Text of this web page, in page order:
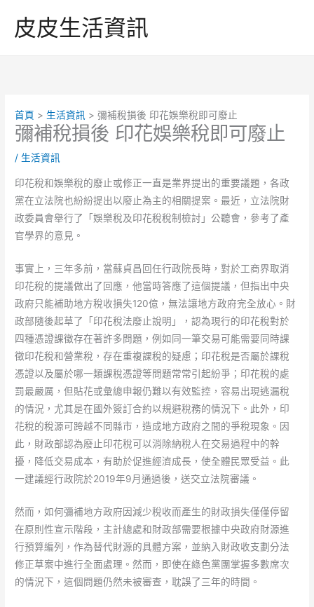
皮皮生活資訊
首頁 生活資訊 彌補稅損後 印花娛樂稅即可廢止
彌補稅損後 印花娛樂稅即可廢止
/ 生活資訊
印花稅和娛樂稅的廢止或修正一直是業界提出的重要議題，各政
黨在立法院也紛紛提出以廢止為主的相關提案。最近，立法院財
政委員會舉行了「娛樂稅及印花稅稅制檢討」公聽會，參考了產
官學界的意見。
事實上，三年多前，當蘇貞昌回任行政院長時，對於工商界取消
印花稅的提議做出了回應，他當時答應了這個提議，但指出中央
政府只能補助地方稅收損失120億，無法讓地方政府完全放心。財
政部隨後起草了「印花稅法廢止說明」，認為現行的印花稅對於
四種憑證課徵存在著許多問題，例如同一筆交易可能需要同時課
徵印花稅和營業稅，存在重複課稅的疑慮；印花稅是否屬於課稅
憑證以及屬於哪一類課稅憑證等問題常常引起紛爭；印花稅的處
罰最嚴厲，但貼花或彙總申報仍難以有效監控，容易出現逃漏稅
的情況，尤其是在國外簽訂合約以規避稅務的情況下。此外，印
花稅的稅源可跨越不同縣市，造成地方政府之間的爭稅現象。因
此，財政部認為廢止印花稅可以消除納稅人在交易過程中的幹
擾，降低交易成本，有助於促進經濟成長，使全體民眾受益。此
一建議經行政院於2019年9月通過後，送交立法院審議。
然而，如何彌補地方政府因減少稅收而產生的財政損失僅僅停留
在原則性宣示階段，主計總處和財政部需要根據中央政府財源進
行預算編列，作為替代財源的具體方案，並納入財政收支劃分法
修正草案中進行全面處理。然而，即使在綠色黨團掌握多數席次
的情況下，這個問題仍然未被審查，耽誤了三年的時間。